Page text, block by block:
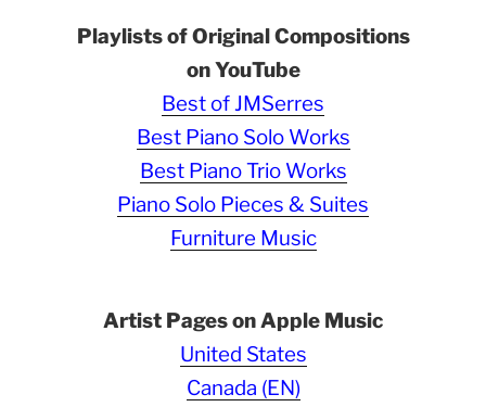
Playlists of Original Compositions
on YouTube
Best of JMSerres
Best Piano Solo Works
Best Piano Trio Works
Piano Solo Pieces & Suites
Furniture Music
Artist Pages on Apple Music
United States
Canada (EN)